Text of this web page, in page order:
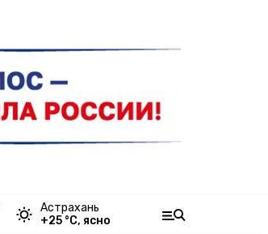
Астрахань
+25 °С, ясно